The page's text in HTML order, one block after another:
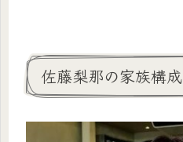
佐藤梨那の家族構